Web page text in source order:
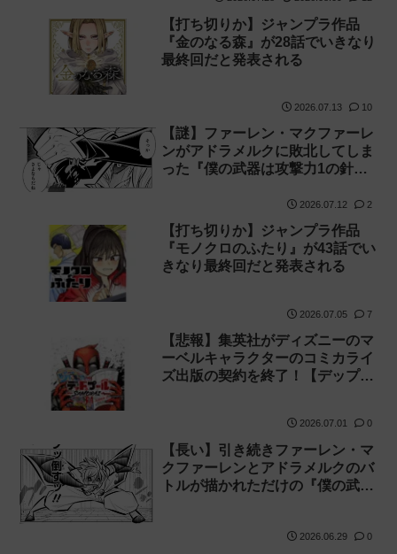
【打ち切りか】ジャンプラ作品
『金のなる森』が28話でいきなり
最終回だと発表される
2026.07.13 10
【謎】ファーレン・マクファーレ
ンがアドラメルクに敗北してしま
った『僕の武器は攻撃力1の針し
2026.07.12 2
【打ち切りか】ジャンプラ作品
『モノクロのふたり』が43話でい
きなり最終回だと発表される
2026.07.05 7
【悲報】集英社がディズニーのマ
ーベルキャラクターのコミカライ
ズ出版の契約を終了！【デップ
2026.07.01 0
【長い】引き続きファーレン・マ
クファーレンとアドラメルクのバ
トルが描かれただけの『僕の武器
2026.06.29 0